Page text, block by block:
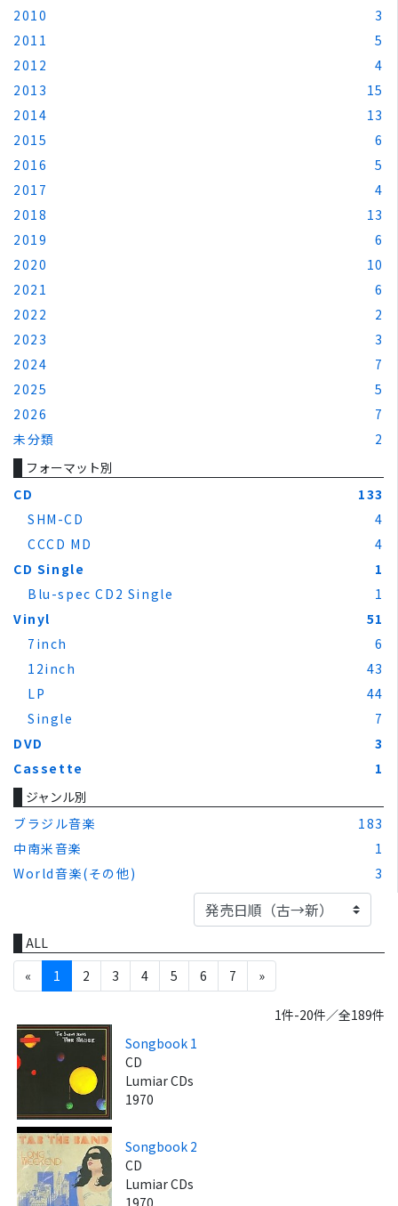
2010
3
2011
5
2012
4
2013
15
2014
13
2015
6
2016
5
2017
4
2018
13
2019
6
2020
10
2021
6
2022
2
2023
3
2024
7
2025
5
2026
7
未分類
2
フォーマット別
CD
133
SHM-CD
4
CCCD MD
4
CD Single
1
Blu-spec CD2 Single
1
Vinyl
51
7inch
6
12inch
43
LP
44
Single
7
DVD
3
Cassette
1
ジャンル別
ブラジル音楽
183
中南米音楽
1
World音楽(その他)
3
ALL
«
1 2 3 4 5 6 7 »
1件-20件／全189件
Songbook 1
CD
Lumiar CDs
1970
Songbook 2
CD
Lumiar CDs
1970